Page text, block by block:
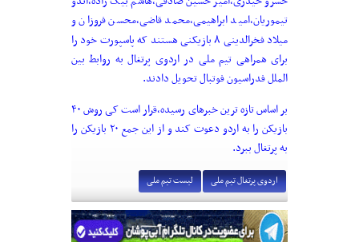
تیموریان،امید ابراهیمی،محمد قاضی،محسن فروزان و
میلاد فخرالدینی ۸بازیکنی هستند که پاسپورت خود را
برای همراهی تیم ملی در اردوی پرتغال به روابط بین
الملل فدراسیون فوتبال تحویل دادند.
بر اساس تازه ترین خبرهای رسیده،قرار است کی روش ۴۰
بازیکن را به اردو دعوت کند و از این جمع ۲۰ بازیکن را
به پرتغال ببرد.
اردوی پرتغال تیم ملی لیست تیم ملی